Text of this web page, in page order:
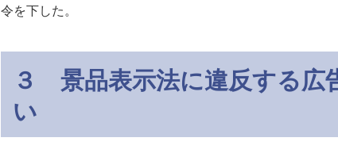
令を下した。
３ 景品表示法に違反する広
い